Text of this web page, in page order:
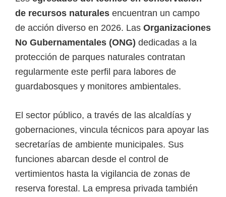
de recursos naturales encuentran un campo
de acción diverso en 2026. Las Organizaciones
No Gubernamentales (ONG) dedicadas a la
protección de parques naturales contratan
regularmente este perfil para labores de
guardabosques y monitores ambientales.
El sector público, a través de las alcaldías y
gobernaciones, vincula técnicos para apoyar las
secretarías de ambiente municipales. Sus
funciones abarcan desde el control de
vertimientos hasta la vigilancia de zonas de
reserva forestal. La empresa privada también